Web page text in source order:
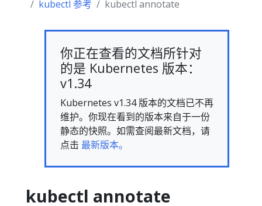
kubectl 参考
kubectl annotate
你正在查看的文档所针对
的是 Kubernetes 版本：
v1.34
Kubernetes v1.34 版本的文档已不再
维护。你现在看到的版本来自于一份
静态的快照。如需查阅最新文档，请
点击 最新版本。
kubectl annotate